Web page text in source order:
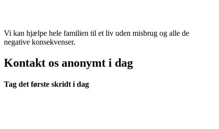
Vi kan hjælpe hele familien til et liv uden misbrug og alle de
negative konsekvenser.
Kontakt os anonymt i dag
Tag det første skridt i dag